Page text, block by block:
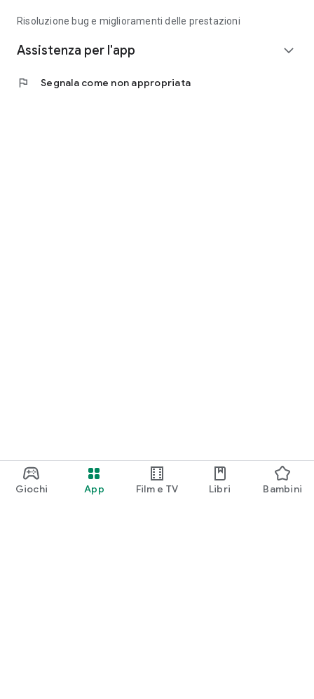
Giochi App Film e TV Libri Bambini
Risoluzione bug e miglioramenti delle prestazioni
Assistenza per l'app expand_more
flag Segnala come non appropriata